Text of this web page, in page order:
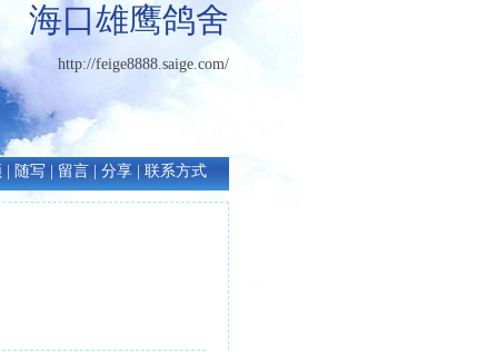
海口雄鹰鸽舍
http://feige8888.saige.com/
随写 留言 分享 联系方式